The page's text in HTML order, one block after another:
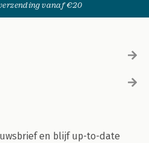
vanaf €20
en blijf up-to-date